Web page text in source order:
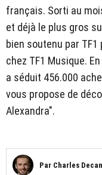
français. Sorti au
et déjà le plus gros
bien soutenu par
chez TF1 Musique.
a séduit 456.000
vous propose de
Alexandra".
Par Charles